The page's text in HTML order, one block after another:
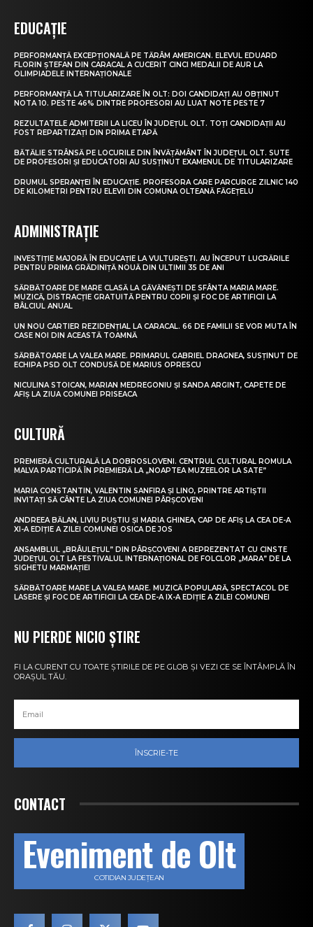
EDUCAȚIE
PERFORMANȚĂ EXCEPȚIONALĂ PE TĂRÂM AMERICAN. ELEVUL EDUARD
FLORIN ȘTEFAN DIN CARACAL A CUCERIT CINCI MEDALII DE AUR LA
OLIMPIADELE INTERNAȚIONALE
PERFORMANȚĂ LA TITULARIZARE ÎN OLT: DOI CANDIDAȚI AU OBȚINUT
NOTA 10. PESTE 46% DINTRE PROFESORI AU LUAT NOTE PESTE 7
REZULTATELE ADMITERII LA LICEU ÎN JUDEȚUL OLT. TOȚI CANDIDAȚII AU
FOST REPARTIZAȚI DIN PRIMA ETAPĂ
BĂTĂLIE STRÂNSĂ PE LOCURILE DIN ÎNVĂȚĂMÂNT ÎN JUDEȚUL OLT. SUTE
DE PROFESORI ȘI EDUCATORI AU SUSȚINUT EXAMENUL DE TITULARIZARE
DRUMUL SPERANȚEI ÎN EDUCAȚIE. PROFESORA CARE PARCURGE ZILNIC 140
DE KILOMETRI PENTRU ELEVII DIN COMUNA OLTEANĂ FĂGEȚELU
ADMINISTRAȚIE
INVESTIȚIE MAJORĂ ÎN EDUCAȚIE LA VULTUREȘTI. AU ÎNCEPUT LUCRĂRILE
PENTRU PRIMA GRĂDINIȚĂ NOUĂ DIN ULTIMII 35 DE ANI
SĂRBĂTOARE DE MARE CLASĂ LA GĂVĂNEȘTI DE SFÂNTA MARIA MARE.
MUZICĂ, DISTRACȚIE GRATUITĂ PENTRU COPII ȘI FOC DE ARTIFICII LA
BÂLCIUL ANUAL
UN NOU CARTIER REZIDENȚIAL LA CARACAL. 66 DE FAMILII SE VOR MUTA ÎN
CASE NOI DIN ACEASTĂ TOAMNĂ
SĂRBĂTOARE LA VALEA MARE. PRIMARUL GABRIEL DRAGNEA, SUSȚINUT DE
ECHIPA PSD OLT CONDUSĂ DE MARIUS OPRESCU
NICULINA STOICAN, MARIAN MEDREGONIU ȘI SANDA ARGINT, CAPETE DE
AFIȘ LA ZIUA COMUNEI PRISEACA
CULTURĂ
PREMIERĂ CULTURALĂ LA DOBROSLOVENI. CENTRUL CULTURAL ROMULA
MALVA PARTICIPĂ ÎN PREMIERĂ LA „NOAPTEA MUZEELOR LA SATE”
MARIA CONSTANTIN, VALENTIN SANFIRA ȘI LINO, PRINTRE ARTIȘTII
INVITAȚI SĂ CÂNTE LA ZIUA COMUNEI PÂRȘCOVENI
ANDREEA BĂLAN, LIVIU PUȘTIU ȘI MARIA GHINEA, CAP DE AFIȘ LA CEA DE-A
XI-A EDIȚIE A ZILEI COMUNEI OSICA DE JOS
ANSAMBLUL „BRÂULEȚUL” DIN PÂRȘCOVENI A REPREZENTAT CU CINSTE
JUDEȚUL OLT LA FESTIVALUL INTERNAȚIONAL DE FOLCLOR „MARA” DE LA
SIGHETU MARMAȚIEI
SĂRBĂTOARE MARE LA VALEA MARE. MUZICĂ POPULARĂ, SPECTACOL DE
LASERE ȘI FOC DE ARTIFICII LA CEA DE-A IX-A EDIȚIE A ZILEI COMUNEI
NU PIERDE NICIO ȘTIRE
FI LA CURENT CU TOATE ȘTIRILE DE PE GLOB ȘI VEZI CE SE ÎNTÂMPLĂ ÎN
ORAȘUL TĂU.
ÎNSCRIE-TE
CONTACT
Eveniment de Olt
COTIDIAN JUDEȚEAN